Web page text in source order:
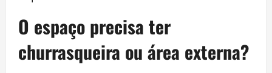
O espaço precisa ter
churrasqueira ou área externa?